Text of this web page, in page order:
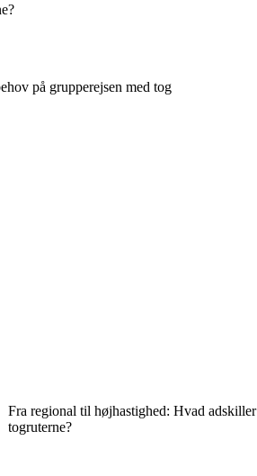
på grupperejsen med tog
Fra regional til højhastighed: Hvad adskiller
togruterne?